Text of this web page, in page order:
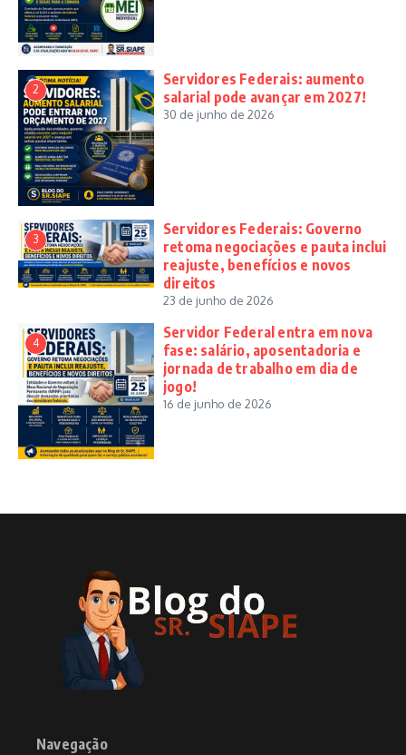
2
Servidores Federais: aumento
salarial pode avançar em 2027!
30 de junho de 2026
3
Servidores Federais: Governo
retoma negociações e pauta inclui
reajuste, benefícios e novos
direitos
23 de junho de 2026
4
Servidor Federal entra em nova
fase: salário, aposentadoria e
jornada de trabalho em dia de
jogo!
16 de junho de 2026
Navegação